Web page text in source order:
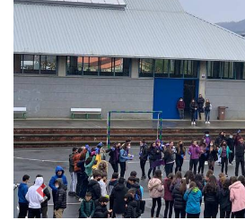
Previous